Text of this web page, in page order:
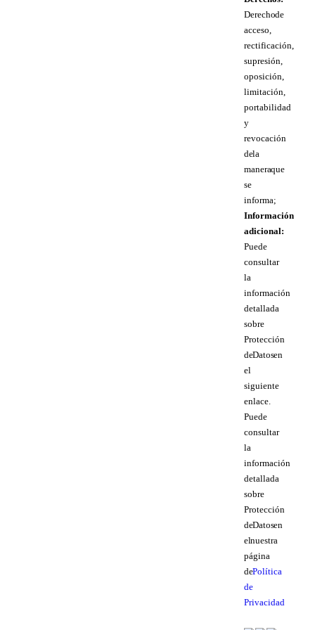
Derecho de
acceso,
rectificación,
supresión,
oposición,
limitación,
portabilidad
y
revocación
de la
manera que
se
informa;
Información
adicional:
Puede
consultar
la
información
detallada
sobre
Protección
de Datos en
el
siguiente
enlace.
Puede
consultar
la
información
detallada
sobre
Protección
de Datos en
el nuestra
página
dePolítica
de
Privacidad